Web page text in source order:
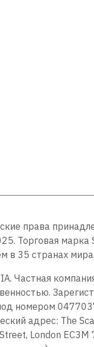
права
Торговая марка
в 35 странах мира.
Частная
номером
адрес: The
London EC3M